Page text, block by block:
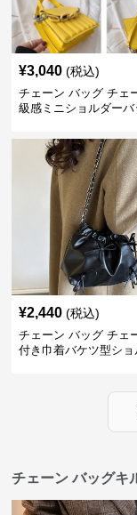
¥3,040 (税込)
チェーン バッグ チェ
級感ミニショルダーバ
¥2,440 (税込)
チェーン バッグ チェ
付き巾着バケツ型シ
チェーン バッグキ